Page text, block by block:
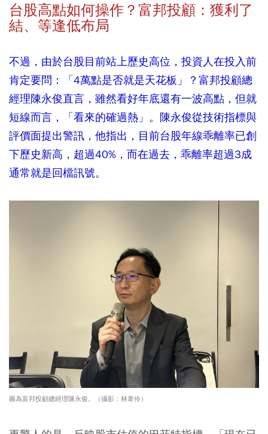
台股高點如何操作？富邦投顧：獲利了
結、等逢低布局
不過，由於台股目前站上歷史高位，投資人在投入前
肯定要問：「4萬點是否就是天花板」？富邦投顧總
經理陳永俊直言，雖然看好年底還有一波高點，但就
短線而言，「看來的確過熱」。陳永俊從技術指標與
評價面提出警訊，他指出，目前台股年線乖離率已創
下歷史新高，超過40%，而在過去，乖離率超過3成
通常就是回檔訊號。
圖為富邦投顧總經理陳永俊。（攝影：林韋伶）